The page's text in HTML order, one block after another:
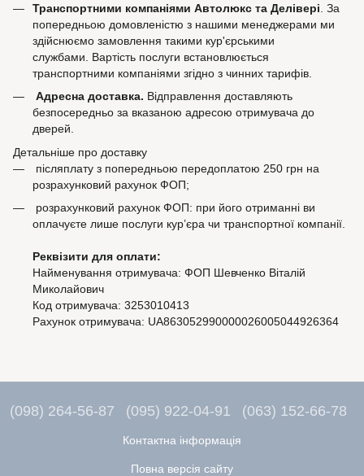
Транспортними компаніями Автолюкс та Делівері . За
попередньою домовленістю з нашими менеджерами ми
здійснюємо замовлення такими кур'єрськими
службами. Вартість послуги встановлюється
транспортними компаніями згідно з чинних тарифів.
Адресна доставка. Відправлення доставляють
безпосередньо за вказаною адресою отримувача до
дверей.
Детальніше про доставку
післяплату з попередньою передоплатою 250 грн на
розрахунковий рахунок ФОП;
розрахунковий рахунок ФОП: при його отриманні ви
оплачуєте лише послуги кур’єра чи транспортної компанії.
Реквізити для оплати:
Найменування отримувача: ФОП Шевченко Віталій
Миколайович
Код отримувача: 3253010413
Рахунок отримувача: UA863052990000026005044926364
(098) 264-56-87 (095) 922-04-91 (063) 152-66-78
Контактна інформація
Повна версія сайту